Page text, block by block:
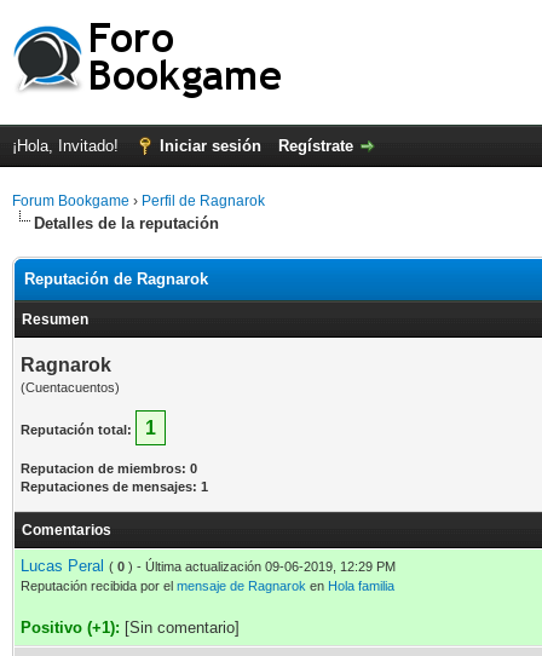
¡Hola, Invitado! Iniciar sesión Regístrate
Forum Bookgame › Perfil de Ragnarok
Detalles de la reputación
Reputación de Ragnarok
Resumen
Ragnarok
(Cuentacuentos)
Reputación total: 1
Reputacion de miembros: 0
Reputaciones de mensajes: 1
Comentarios
Lucas Peral ( 0 ) - Última actualización 09-06-2019, 12:29 PM
Reputación recibida por el mensaje de Ragnarok en Hola familia
Positivo (+1): [Sin comentario]